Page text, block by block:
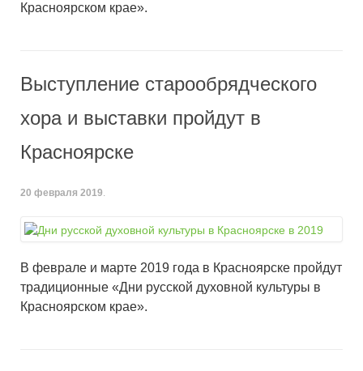
Красноярском крае».
Выступление старообрядческого
хора и выставки пройдут в
Красноярске
20 февраля 2019.
В феврале и марте 2019 года в Красноярске пройдут
традиционные «Дни русской духовной культуры в
Красноярском крае».